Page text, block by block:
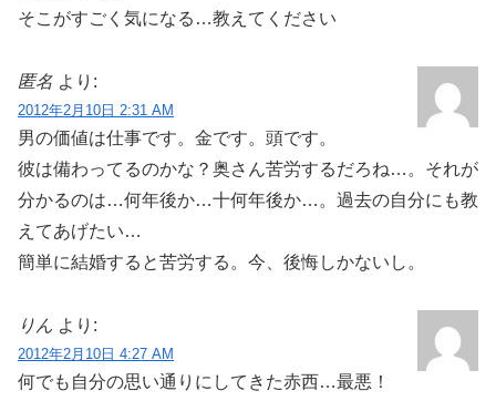
そこがすごく気になる…教えてください
匿名 より:
2012年2月10日 2:31 AM
男の価値は仕事です。金です。頭です。
彼は備わってるのかな？奥さん苦労するだろね…。それが
分かるのは…何年後か…十何年後か…。過去の自分にも教
えてあげたい…
簡単に結婚すると苦労する。今、後悔しかないし。
りん より:
2012年2月10日 4:27 AM
何でも自分の思い通りにしてきた赤西…最悪！